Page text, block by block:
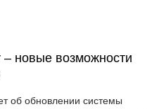
– новые возможности
об обновлении системы